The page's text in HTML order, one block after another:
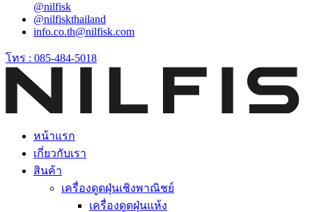
@nilfisk
@nilfiskthailand
info.co.th@nilfisk.com
โทร : 085-484-5018
หน้าแรก
เกี่ยวกับเรา
สินค้า
เครื่องดูดฝุ่นเชิงพาณิชย์
เครื่องดูดฝุ่นแห้ง